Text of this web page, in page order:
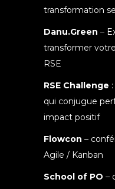
transformation
Danu.Green –
transformer
RSE
RSE Challenge
qui conjugue
impact positif
Flowcon –
Agile / Kanban
School of PO –